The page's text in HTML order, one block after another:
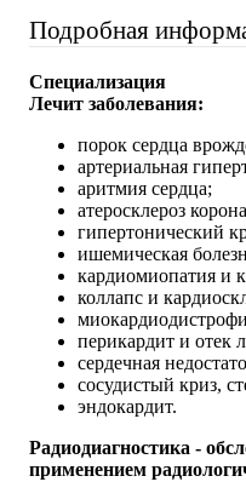
Подробная
Специализация
Лечит заболевания:
порок сердца
артериальная
аритмия сердца;
атеросклероз
гипертонический
ишемическая
кардиомиопатия и
коллапс и
перикардит и отек
сердечная
сосудистый криз,
эндокардит.
Радиодиагностика -
применением